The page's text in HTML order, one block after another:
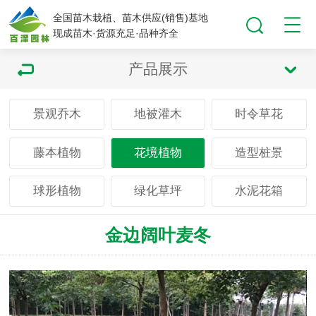
全国苗木栽植、苗木供应(销售)基地
现成苗木·货源充足·品种齐全
产品展示
景观乔木 地被灌木 时令草花
藤本植物 花境植物 造型桩景
球形植物 绿化草坪 水泥花箱
金边阔叶麦冬